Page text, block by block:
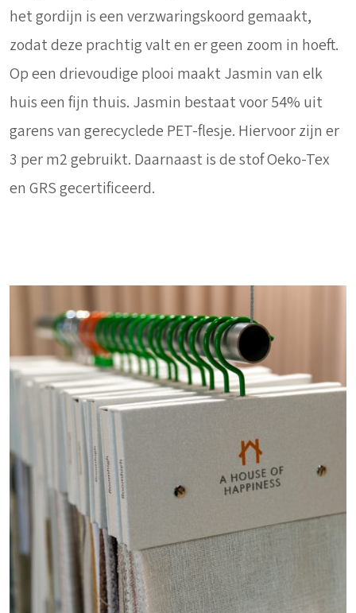
het gordijn is een verzwaringskoord gemaakt,
zodat deze prachtig valt en er geen zoom in hoeft.
Op een drievoudige plooi maakt Jasmin van elk
huis een fijn thuis. Jasmin bestaat voor 54% uit
garens van gerecyclede PET-flesje. Hiervoor zijn er
3 per m2 gebruikt. Daarnaast is de stof Oeko-Tex
en GRS gecertificeerd.